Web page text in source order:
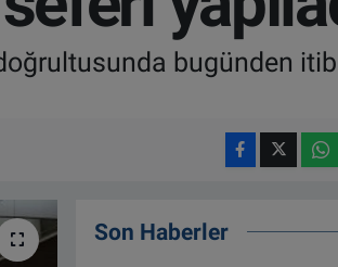
doğrultusunda bugünden
Son Haberler